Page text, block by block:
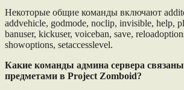
Некоторые общие команды включают
addvehicle, godmode, noclip, invisible, help,
banuser, kickuser, voiceban, save,
showoptions, setaccesslevel.
Какие команды админа сервера
предметами в Project Zomboid?